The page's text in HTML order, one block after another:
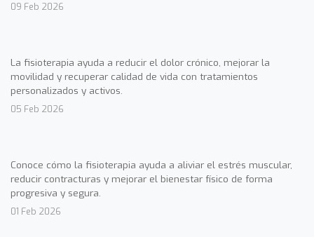
09 Feb 2026
La fisioterapia ayuda a reducir el dolor crónico, mejorar la
movilidad y recuperar calidad de vida con tratamientos
personalizados y activos.
05 Feb 2026
Conoce cómo la fisioterapia ayuda a aliviar el estrés muscular,
reducir contracturas y mejorar el bienestar físico de forma
progresiva y segura.
01 Feb 2026